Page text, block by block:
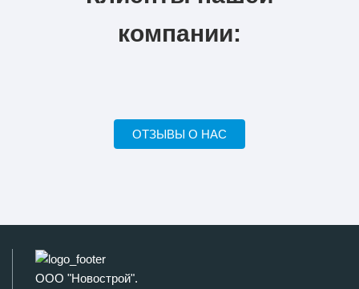
компании:
ОТЗЫВЫ О НАС
ООО "Новострой".